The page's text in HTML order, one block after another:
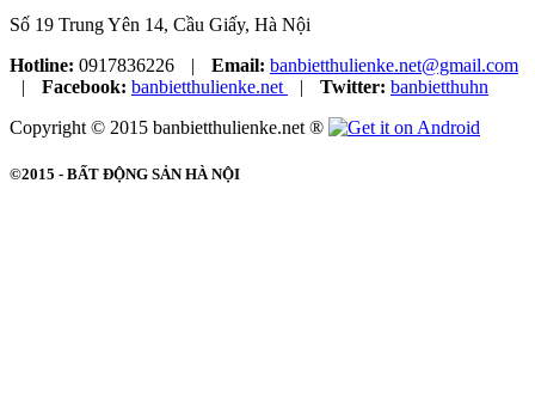
Số 19 Trung Yên 14, Cầu Giấy, Hà Nội
Hotline: 0917836226 | Email: banbietthulienke.net@gmail.com
|
Facebook: banbietthulienke.net | Twitter: banbietthuhn
Copyright © 2015 banbietthulienke.net ®
©2015 - BẤT ĐỘNG SẢN HÀ NỘI